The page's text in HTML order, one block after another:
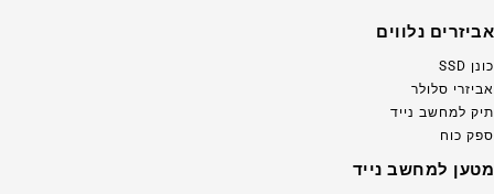
אביזרים נלווים
כונן SSD
אביזרי סלולר
תיק למחשב נייד
ספק כוח
מטען למחשב נייד